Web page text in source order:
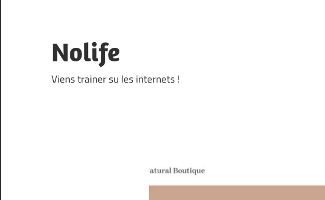
content
Nolife
Viens trainer su les internets !